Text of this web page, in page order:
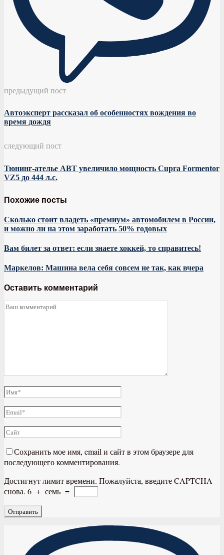
предыдущий пост
Автоэксперт рассказал об особенностях вождения во
время дождя
следующий пост
Тюнинг-ателье ABT увеличило мощность Cupra Formentor
VZ5 до 444 л.с.
Похожие посты
Сколько стоит владеть «премиум» автомобилем в России,
и можно ли на этом заработать 50% годовых
Вам билет за ответ: если знаете хоккей, то справитесь!
Маркелов: Машина вела себя совсем не так, как вчера
Оставить комментарий
Сохранить мое имя, email и сайт в этом браузере для
последующего комментирования.
Достигнут лимит времени. Пожалуйста, введите CAPTCHA
снова. 6 + семь =